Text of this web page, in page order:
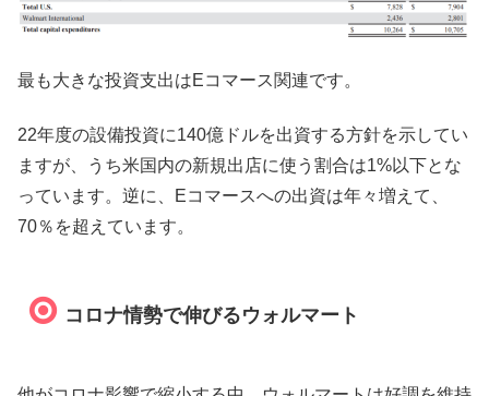
最も大きな投資支出はEコマース関連です。
22年度の設備投資に140億ドルを出資する方針を示してい
ますが、うち米国内の新規出店に使う割合は1%以下とな
っています。逆に、Eコマースへの出資は年々増えて、
70％を超えています。
コロナ情勢で伸びるウォルマート